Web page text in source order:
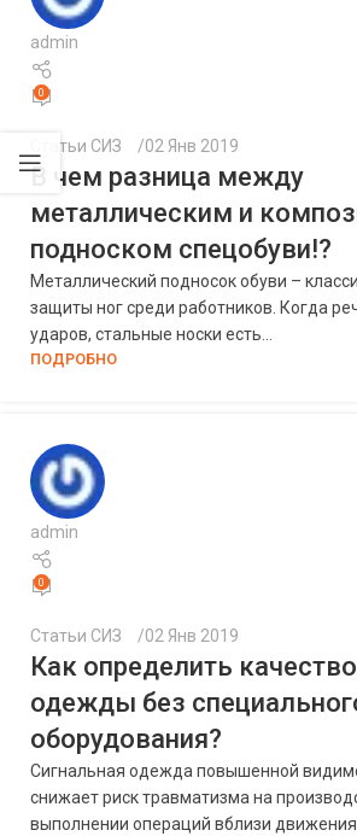
admin
0
Статьи СИЗ 02 Янв 2019
В чем разница между
металлическим и
подноском спецобуви!?
Металлический подносок обуви –
защиты ног среди работников. Когда
ударов, стальные носки есть...
ПОДРОБНО
admin
0
Статьи СИЗ 02 Янв 2019
Как определить
одежды без
оборудования?
Сигнальная одежда повышенной
снижает риск травматизма на
выполнении операций вблизи движения